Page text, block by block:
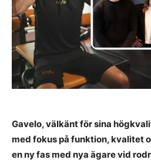
Gavelo, välkänt för sina
med fokus på funktion, kvalitet
en ny fas med nya ägare vid